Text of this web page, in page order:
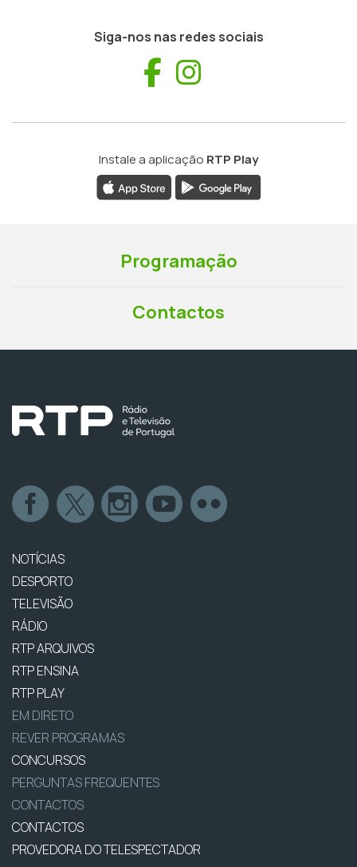
Siga-nos nas redes sociais
Facebook
Instale a aplicação RTP Play
Programação
Contactos
NOTÍCIAS
DESPORTO
TELEVISÃO
RÁDIO
RTP ARQUIVOS
RTP ENSINA
RTP PLAY
EM DIRETO
REVER PROGRAMAS
CONCURSOS
PERGUNTAS FREQUENTES
CONTACTOS
CONTACTOS
PROVEDORA DO TELESPECTADOR